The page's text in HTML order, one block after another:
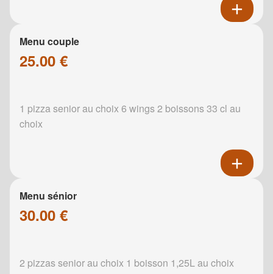
Menu couple
25.00 €
1 pizza senior au choix 6 wings 2 boissons 33 cl au
choix
Menu sénior
30.00 €
2 pizzas senior au choix 1 boisson 1,25L au choix